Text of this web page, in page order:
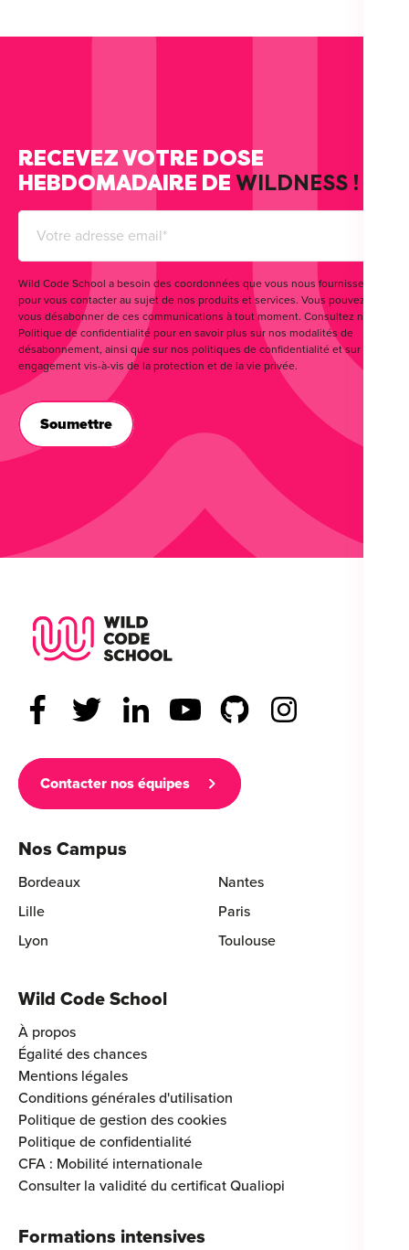
RECEVEZ VOTRE DOSE
HEBDOMADAIRE DE WILDNESS !
Wild Code School a besoin des coordonnées que vous nous fournissez
pour vous contacter au sujet de nos produits et services. Vous pouvez
vous désabonner de ces communications à tout moment. Consultez notre
Politique de confidentialité pour en savoir plus sur nos modalités de
désabonnement, ainsi que sur nos politiques de confidentialité et sur notre
engagement vis-à-vis de la protection et de la vie privée.
Contacter nos équipes
Nos Campus
Bordeaux
Lille
Lyon
Nantes
Paris
Toulouse
Wild Code School
À propos
Égalité des chances
Mentions légales
Conditions générales d'utilisation
Politique de gestion des cookies
Politique de confidentialité
CFA : Mobilité internationale
Consulter la validité du certificat Qualiopi
Formations intensives